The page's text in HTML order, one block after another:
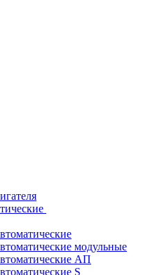
модульные
АП
S